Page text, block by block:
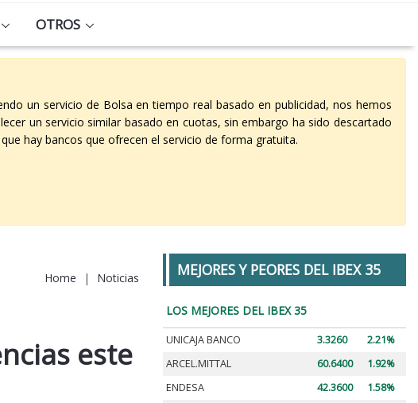
OTROS
un servicio de Bolsa en tiempo real basado en publicidad, nos hemos
un servicio similar basado en cuotas, sin embargo ha sido descartado
hay bancos que ofrecen el servicio de forma gratuita.
Home | Noticias
este
MEJORES Y PEORES DEL IBEX 35
LOS MEJORES DEL IBEX 35
UNICAJA BANCO 3.3260
2.21%
ARCEL.MITTAL
60.6400
1.92%
ENDESA
42.3600
1.58%